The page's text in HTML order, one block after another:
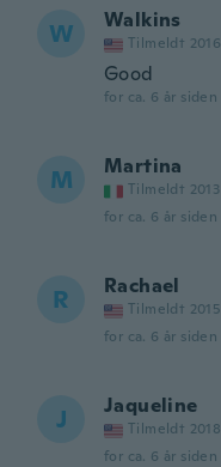
W Walkins
Tilmeldt 2016
Good
for ca. 6 år siden
M Martina
Tilmeldt 2013
for ca. 6 år siden
R Rachael
Tilmeldt 2015
for ca. 6 år siden
J Jaqueline
Tilmeldt 2018
for ca. 6 år siden